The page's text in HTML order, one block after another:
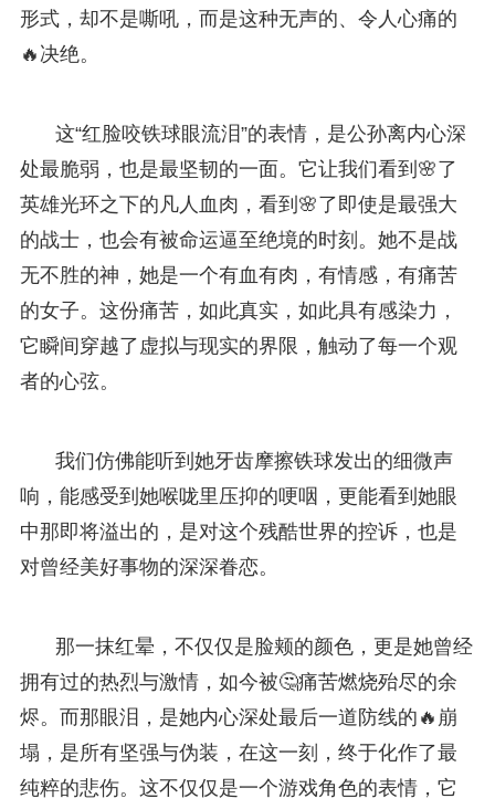
形式，却不是嘶吼，而是这种无声的、令人心痛的
🔥决绝。
这“红脸咬铁球眼流泪”的表情，是公孙离内心深
处最脆弱，也是最坚韧的一面。它让我们看到🌸了
英雄光环之下的凡人血肉，看到🌸了即使是最强大
的战士，也会有被命运逼至绝境的时刻。她不是战
无不胜的神，她是一个有血有肉，有情感，有痛苦
的女子。这份痛苦，如此真实，如此具有感染力，
它瞬间穿越了虚拟与现实的界限，触动了每一个观
者的心弦。
我们仿佛能听到她牙齿摩擦铁球发出的细微声
响，能感受到她喉咙里压抑的哽咽，更能看到她眼
中那即将溢出的，是对这个残酷世界的控诉，也是
对曾经美好事物的深深眷恋。
那一抹红晕，不仅仅是脸颊的颜色，更是她曾经
拥有过的热烈与激情，如今被🤔痛苦燃烧殆尽的余
烬。而那眼泪，是她内心深处最后一道防线的🔥崩
塌，是所有坚强与伪装，在这一刻，终于化作了最
纯粹的悲伤。这不仅仅是一个游戏角色的表情，它